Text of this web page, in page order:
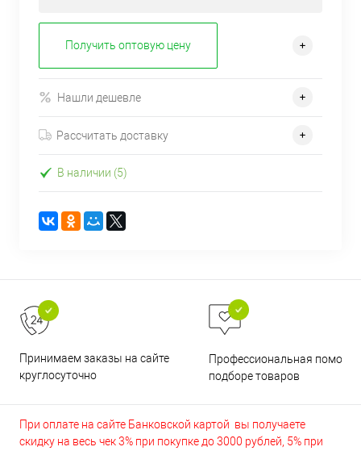
Получить оптовую цену
Нашли дешевле
Рассчитать доставку
В наличии (5)
Принимаем заказы на сайте
круглосуточно
Профессиональная помощь
подборе товаров
При оплате на сайте Банковской картой вы получаете
скидку на весь чек 3% при покупке до 3000 рублей, 5% при